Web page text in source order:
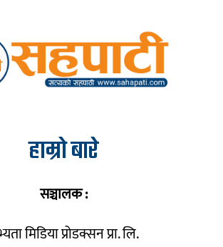
हाम्रो बारे
सञ्चालक :
मिडिया प्रोडक्सन प्रा. लि.